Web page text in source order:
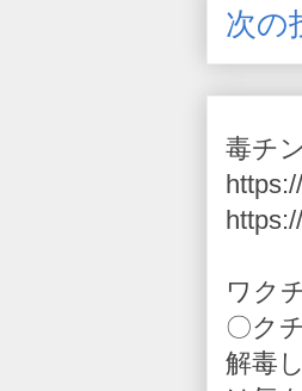
次の
毒チ
ワク
〇ク
解毒